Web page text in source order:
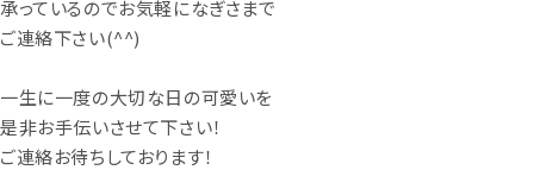
承っているのでお気軽になぎさまで
ご連絡下さい(^^)
一生に一度の大切な日の可愛いを
是非お手伝いさせて下さい！
ご連絡お待ちしております！